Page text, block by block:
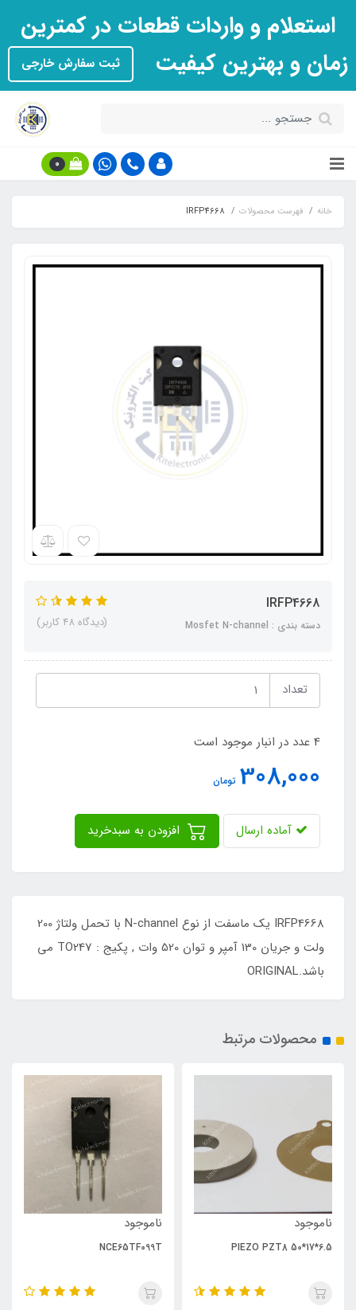
استعلام و واردات قطعات در کمترین
زمان و بهترین کیفیت
ثبت سفارش خارجی
0
خانه فهرست محصولات IRFP4668
IRFP4668
دسته بندی : Mosfet N-channel (دیدگاه 48 کاربر)
تعداد
4 عدد در انبار موجود است
308,000 تومان
آماده ارسال
IRFP4668 یک ماسفت از نوع N-channel با تحمل ولتاژ 200
ولت و جریان 130 آمپر و توان 520 وات , پکیج : TO247 می
باشد.ORIGINAL
محصولات مرتبط
ناموجود
PIEZO PZT8 50*17*6.5
ناموجود
NCE65TF099T